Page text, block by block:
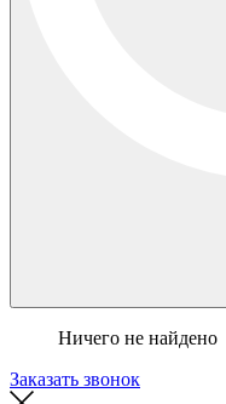
Ничего не найдено
Заказать звонок